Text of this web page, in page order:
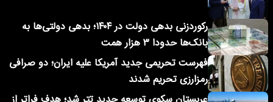
رکوردزنی بدهی دولت در ۱۴۰۴؛ بدهی دولتی‌ها به
بانک‌ها حدودا ۳ هزار همت
فهرست تحریمی جدید آمریکا علیه ایران؛ دو صرافی
رمزارزی تحریم شدند